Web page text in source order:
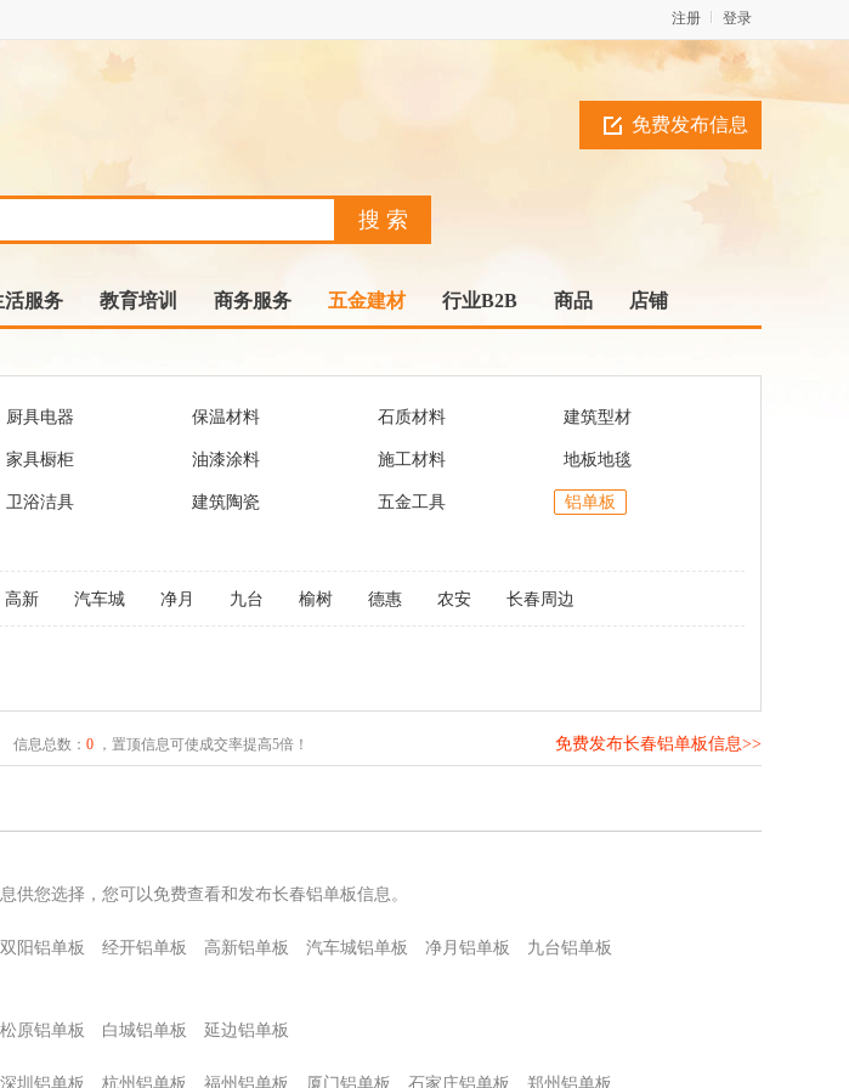
登录
注册
免费发布信息
活服务 教育培训 商务服务 五金建材 行业B2B 商品 店铺
厨具电器 保温材料 石质材料 建筑型材
家具橱柜 油漆涂料 施工材料 地板地毯
卫浴洁具 建筑陶瓷 五金工具 铝单板
高新 汽车城 净月 九台 榆树 德惠 农安 长春周边
信息总数： 0，置顶信息可使成交率提高5倍！ 免费发布长春铝单板信息>>
您选择，您可以免费查看和发布长春铝单板信息。
双阳铝单板 经开铝单板 高新铝单板 汽车城铝单板 净月铝单板
九台铝单板
松原铝单板 白城铝单板 延边铝单板
深圳铝单板 杭州铝单板 福州铝单板 厦门铝单板 石家庄铝单板 郑州铝单板